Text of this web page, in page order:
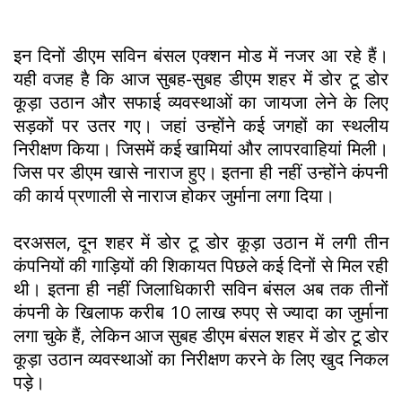
इन दिनों डीएम सविन बंसल एक्शन मोड में नजर आ रहे हैं।
यही वजह है कि आज सुबह-सुबह डीएम शहर में डोर टू डोर
कूड़ा उठान और सफाई व्यवस्थाओं का जायजा लेने के लिए
सड़कों पर उतर गए। जहां उन्होंने कई जगहों का स्थलीय
निरीक्षण किया। जिसमें कई खामियां और लापरवाहियां मिली।
जिस पर डीएम खासे नाराज हुए। इतना ही नहीं उन्होंने कंपनी
की कार्य प्रणाली से नाराज होकर जुर्माना लगा दिया।
दरअसल, दून शहर में डोर टू डोर कूड़ा उठान में लगी तीन
कंपनियों की गाड़ियों की शिकायत पिछले कई दिनों से मिल रही
थी। इतना ही नहीं जिलाधिकारी सविन बंसल अब तक तीनों
कंपनी के खिलाफ करीब 10 लाख रुपए से ज्यादा का जुर्माना
लगा चुके हैं, लेकिन आज सुबह डीएम बंसल शहर में डोर टू डोर
कूड़ा उठान व्यवस्थाओं का निरीक्षण करने के लिए खुद निकल
पड़े।